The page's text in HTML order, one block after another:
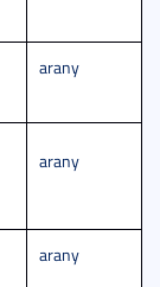
arany
arany
arany